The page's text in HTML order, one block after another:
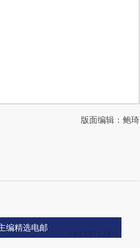
版面编辑：鲍琦
编精选电邮